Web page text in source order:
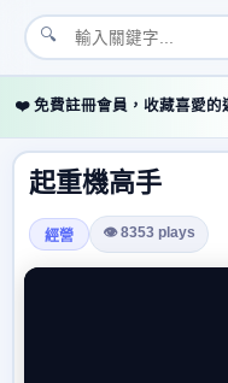
🔍
❤️ 免費註冊會員，收藏喜愛的
起重機高手
經營 👁 8353 plays